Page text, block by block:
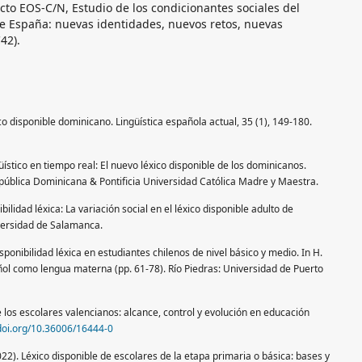
EOS-C/N, Estudio de los condicionantes sociales del
nuevas identidades, nuevos retos, nuevas
disponible dominicano. Lingüística española actual, 35 (1), 149-180.
en tiempo real: El nuevo léxico disponible de los dominicanos.
Dominicana & Pontificia Universidad Católica Madre y Maestra.
léxica: La variación social en el léxico disponible adulto de
de Salamanca.
léxica en estudiantes chilenos de nivel básico y medio. In H.
como lengua materna (pp. 61-78). Río Piedras: Universidad de Puerto
escolares valencianos: alcance, control y evolución en educación
10.36006/16444-0
Léxico disponible de escolares de la etapa primaria o básica: bases y